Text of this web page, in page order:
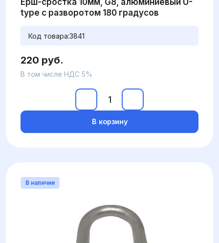
Ёрш-сростка 10мм, G8, алюминиевый U-
type с разворотом 180 градусов
Код товара:3841
220 руб.
В том числе НДС 5%
В корзину
В наличии